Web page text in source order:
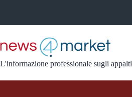
L'informazione professionale sugli appalti